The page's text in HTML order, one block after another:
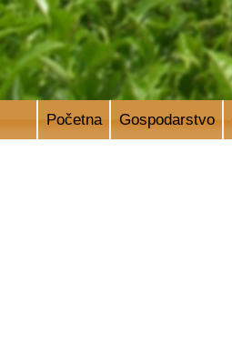
Početna Gospodarstvo